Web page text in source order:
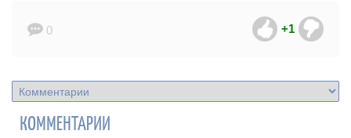
0 +1
КОММЕНТАРИИ